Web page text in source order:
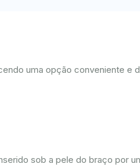
uma opção conveniente e
sob a pele do braço por